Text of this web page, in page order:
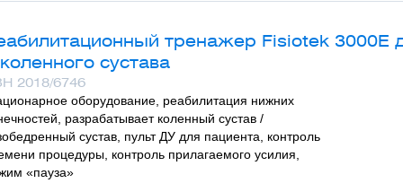
тренажер Fisiotek 3000E
сустава
2018/6746
оборудование, реабилитация нижних
разрабатывает коленный сустав /
сустав, пульт ДУ для пациента, контроль
процедуры, контроль прилагаемого усилия,
«пауза»